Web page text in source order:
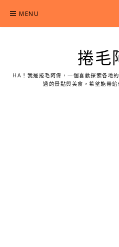
content
MENU
捲毛
HA！我是捲毛阿偉，一個喜歡探索各地
過的景點與美食，希望能帶